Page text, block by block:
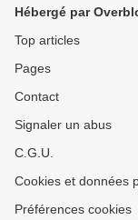
Hébergé par
Top articles
Pages
Contact
Signaler un abus
C.G.U.
Cookies et données
Préférences cookies